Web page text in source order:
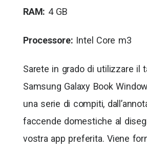
RAM: 4 GB
Processore: Intel Core m3
Sarete in grado di utilizzare il
Samsung Galaxy Book
una serie di compiti,
faccende domestiche al
vostra app preferita. Viene